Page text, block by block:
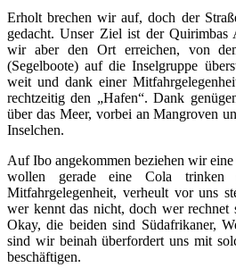
Erholt brechen wir auf, doch der
gedacht. Unser Ziel ist der Quirimbas
wir aber den Ort erreichen, von
(Segelboote) auf die Inselgruppe
weit und dank einer
rechtzeitig den „Hafen“. Dank
über das Meer, vorbei an Mangroven
Inselchen.
Auf Ibo angekommen beziehen wir
wollen gerade eine Cola trinken
Mitfahrgelegenheit, verheult vor uns
wer kennt das nicht, doch wer
Okay, die beiden sind Südafrikaner,
sind wir beinah überfordert uns mit
beschäftigen.